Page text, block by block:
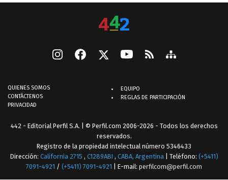
QUIENES SOMOS
CONTÁCTENOS
PRIVACIDAD
EQUIPO
REGLAS DE PARTICIPACIÓN
442 - Editorial Perfil S.A. | © Perfil.com 2006-2026 - Todos los derechos
reservados.
Registro de la propiedad intelectual número 5346433
Dirección: California 2715 , C1289ABI , CABA, Argentina | Teléfono: (+5411)
7091-4921 / (+5411) 7091-4921 | E-mail: perfilcom@perfil.com